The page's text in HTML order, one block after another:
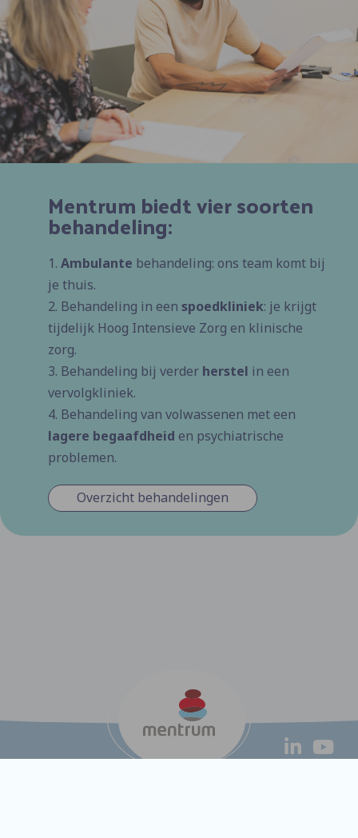
Mentrum biedt vier soorten
behandeling:
1. Ambulante behandeling: ons team komt bij
je thuis.
2. Behandeling in een spoedkliniek: je krijgt
tijdelijk Hoog Intensieve Zorg en klinische
zorg.
3. Behandeling bij verder herstel in een
vervolgkliniek.
4. Behandeling van volwassenen met een
lagere begaafdheid en psychiatrische
problemen.
Overzicht behandelingen